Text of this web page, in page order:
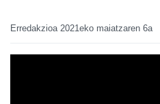
Erredakzioa 2021eko maiatzaren 6a